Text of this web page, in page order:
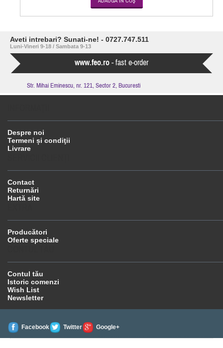
Aveti intrebari? Sunati-ne! - 0727.747.511
Luni-Vineri 9-18 / Sambata 9-13
www.feo.ro - fast e-order
Str. Mihai Eminescu, nr. 121, Sector 2, Bucuresti
Despre noi
Termeni și condiţii
Livrare
Contact
Returnări
Hartă site
Producători
Oferte speciale
Contul tău
Istoric comenzi
Wish List
Newsletter
Facebook Twitter Google+